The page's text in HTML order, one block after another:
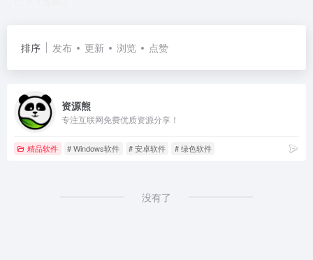
排序 发布 更新 浏览 点赞
资源熊
专注互联网免费优质资源分享！
精品软件 # Windows软件 # 安卓软件 # 绿色软件
没有了